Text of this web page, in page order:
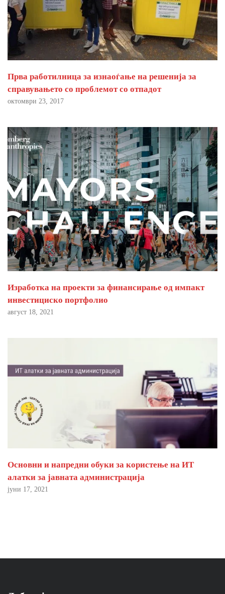
Прва работилница за изнаоѓање на решенија за
справувањето со проблемот со отпадот
октомври 23, 2017
Изработка на проекти за финансирање од импакт
инвестициско портфолио
август 18, 2021
Основни и напредни обуки за користење на ИТ
алатки за јавната администрација
јуни 17, 2021